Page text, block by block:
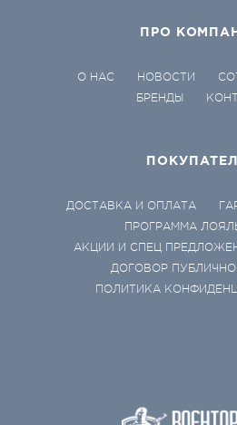
ПРО
О НАС НОВОСТИ
БРЕНДЫ
ДОСТАВКА И ОПЛАТА
ПРОГРАММА
АКЦИИ И СПЕЦ
ДОГОВОР
ПОЛИТИКА